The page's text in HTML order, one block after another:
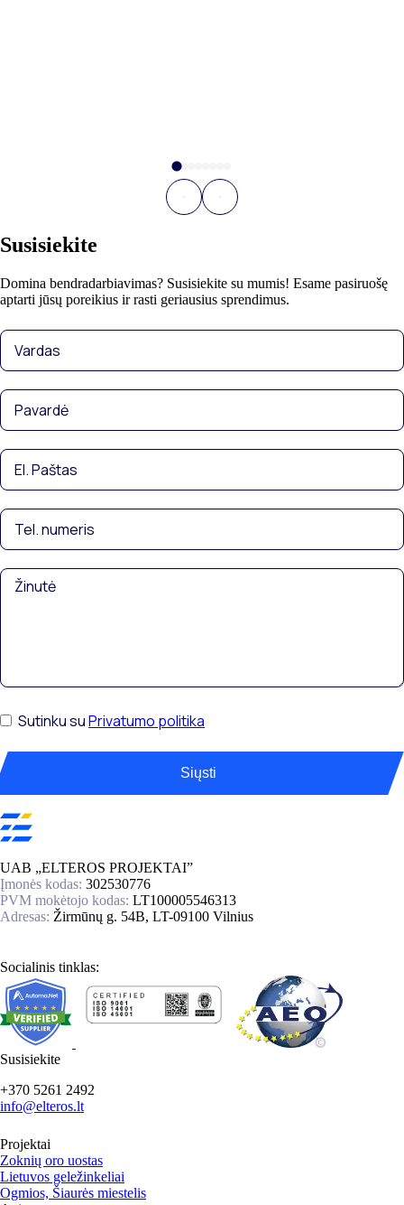
Susisiekite
Domina bendradarbiavimas? Susisiekite su mumis! Esame pasiruošę
aptarti jūsų poreikius ir rasti geriausius sprendimus.
Sutinku suPrivatumo politika
Siųsti
UAB „ELTEROS PROJEKTAI”
Įmonės kodas: 302530776
PVM mokėtojo kodas: LT100005546313
Adresas: Žirmūnų g. 54B, LT-09100 Vilnius
Socialinis tinklas:
Susisiekite
+370 5261 2492
info@elteros.lt
Projektai
Zoknių oro uostas
Lietuvos geležinkeliai
Ogmios, Šiaurės miestelis